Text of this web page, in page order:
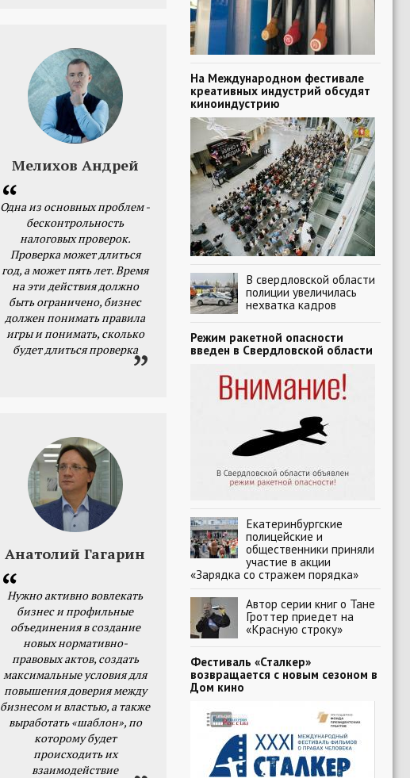
Мелихов Андрей
Одна из основных проблем -
бесконтрольность
налоговых проверок.
Проверка может длиться
год, а может пять лет. Время
на эти действия должно
быть ограничено, бизнес
должен понимать правила
игры и понимать, сколько
будет длиться проверка
Анатолий Гагарин
Нужно активно вовлекать
бизнес и профильные
объединения в создание
новых нормативно-
правовых актов, создать
максимальные условия для
повышения доверия между
бизнесом и властью, а также
выработать «шаблон», по
которому будет
происходить их
взаимодействие
На Международном фестивале
креативных индустрий обсудят
киноиндустрию
В свердловской области
полиции увеличилась
нехватка кадров
Режим ракетной опасности
введен в Свердловской области
Екатеринбургские
полицейские и
общественники приняли
участие в акции
«Зарядка со стражем порядка»
Автор серии книг о Тане
Гроттер приедет на
«Красную строку»
Фестиваль «Сталкер»
возвращается с новым сезоном в
Дом кино